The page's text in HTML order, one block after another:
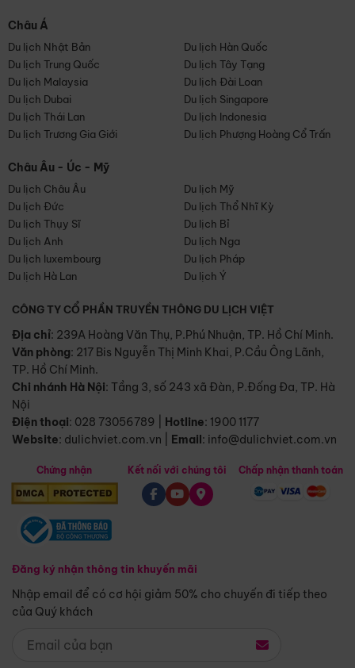
Châu Á
Du lịch Nhật Bản
Du lịch Hàn Quốc
Du lịch Trung Quốc
Du lịch Tây Tạng
Du lịch Malaysia
Du lịch Đài Loan
Du lịch Dubai
Du lịch Singapore
Du lịch Thái Lan
Du lịch Indonesia
Du lịch Trương Gia Giới
Du lịch Phượng Hoàng Cổ Trấn
Châu Âu - Úc - Mỹ
Du lịch Châu Âu
Du lịch Mỹ
Du lịch Đức
Du lịch Thổ Nhĩ Kỳ
Du lịch Thụy Sĩ
Du lịch Bỉ
Du lịch Anh
Du lịch Nga
Du lịch luxembourg
Du lịch Pháp
Du lịch Hà Lan
Du lịch Ý
CÔNG TY CỔ PHẦN TRUYỀN THÔNG DU LỊCH VIỆT
Địa chỉ: 239A Hoàng Văn Thụ, P.Phú Nhuận, TP. Hồ Chí Minh.
Văn phòng: 217 Bis Nguyễn Thị Minh Khai, P.Cầu Ông Lãnh,
TP. Hồ Chí Minh.
Chi nhánh Hà Nội: Tầng 3, số 243 xã Đàn, P.Đống Đa, TP. Hà
Nội
Điện thoại: 028 73056789 Hotline: 1900 1177
Website: dulichviet.com.vn Email: info@dulichviet.com.vn
Chứng nhận
Đăng ký nhận thông tin khuyến mãi
Nhập email để có cơ hội giảm 50% cho chuyến đi tiếp theo
của Quý khách
Kết nối với chúng tôi Chấp nhận thanh toán